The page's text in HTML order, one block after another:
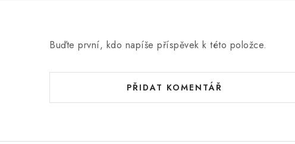
Buďte první, kdo napíše příspěvek k této položce.
PŘIDAT KOMENTÁŘ